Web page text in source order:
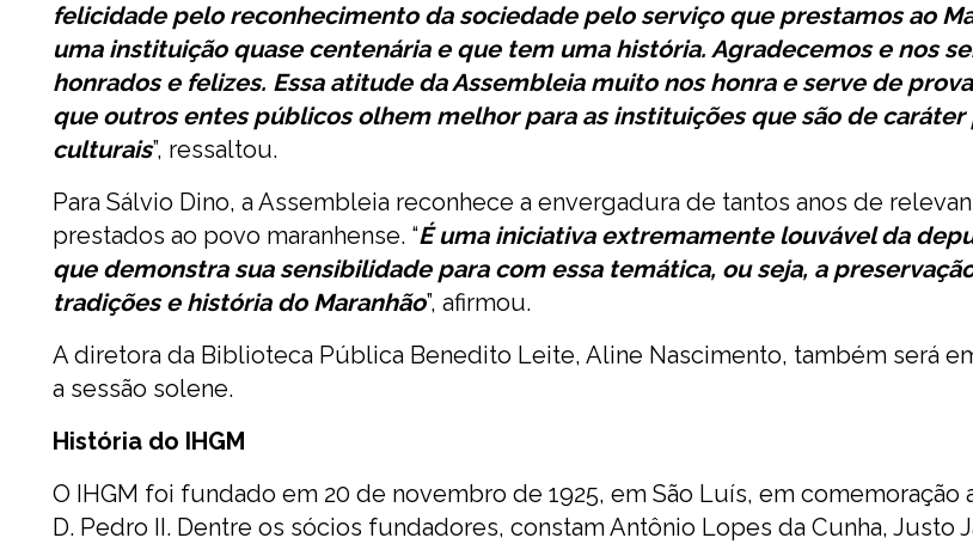
felicidade pelo reconhecimento da sociedade pelo serviço que prestamos ao
uma instituição quase centenária e que tem uma história. Agradecemos e nos
honrados e felizes. Essa atitude da Assembleia muito nos honra e serve de
que outros entes públicos olhem melhor para as instituições que são de
culturais”, ressaltou.
Para Sálvio Dino, a Assembleia reconhece a envergadura de tantos anos de
prestados ao povo maranhense. “É uma iniciativa extremamente louvável da
que demonstra sua sensibilidade para com essa temática, ou seja, a
tradições e história do Maranhão”, afirmou.
A diretora da Biblioteca Pública Benedito Leite, Aline Nascimento, também será
a sessão solene.
História do IHGM
O IHGM foi fundado em 20 de novembro de 1925, em São Luís, em comemoração
D. Pedro II. Dentre os sócios fundadores, constam Antônio Lopes da Cunha, Justo